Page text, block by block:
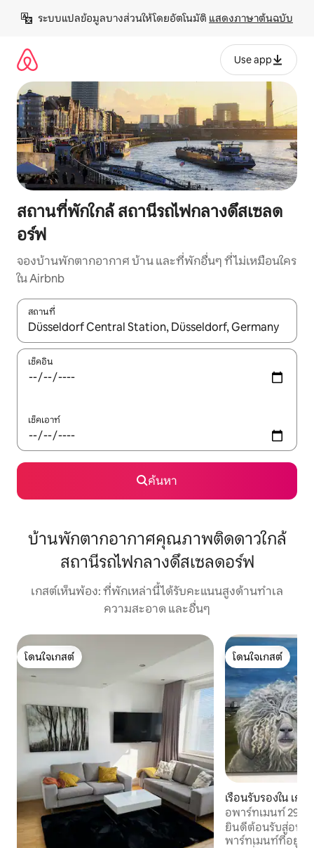
เนื้อหา
ระบบแปลข้อมูลบางส่วนให้โดยอัตโนมัติ แสดงภาษาต้นฉบับ
Use app
สถานที่พักใกล้ สถานีรถไฟกลางดึสเซลด
อร์ฟ
จองบ้านพักตากอากาศ บ้าน และที่พักอื่นๆ ที่ไม่เหมือนใคร
ใน Airbnb
สถานที่
ใช้ลูกศรขึ้นลง หรือใช้การสัมผัสหรือปัด เพื่อสำรวจผลการค้นหา
เช็คอิน
เช็คเอาท์
ค้นหา
บ้านพักตากอากาศคุณภาพติดดาวใกล้
สถานีรถไฟกลางดึสเซลดอร์ฟ
เกสต์เห็นพ้อง: ที่พักเหล่านี้ได้รับคะแนนสูงด้านทำเล
ความสะอาด และอื่นๆ
โดนใจเกสต์
โดนใจเกสต์
โดนใจเกสต์
โดนใจเกสต์
เรือนรับรองใน เกอ
อพาร์ทเมนท์ 29 A
ยินดีต้อนรับสู่อพาร์ตเ
พาร์ทเมนท์ที่อยู่อ